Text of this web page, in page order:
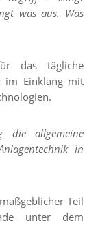
was aus. Was
das tägliche
im Einklang mit
die allgemeine
in
Teil
unter dem